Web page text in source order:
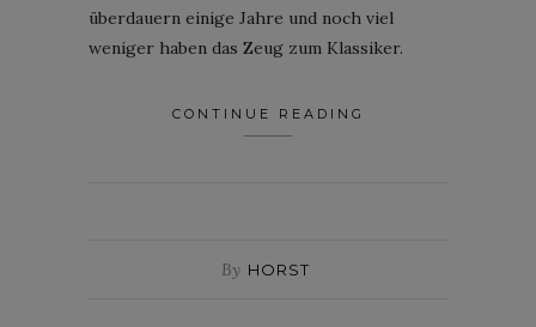
überdauern einige Jahre und noch viel
weniger haben das Zeug zum Klassiker.
CONTINUE READING
By HORST